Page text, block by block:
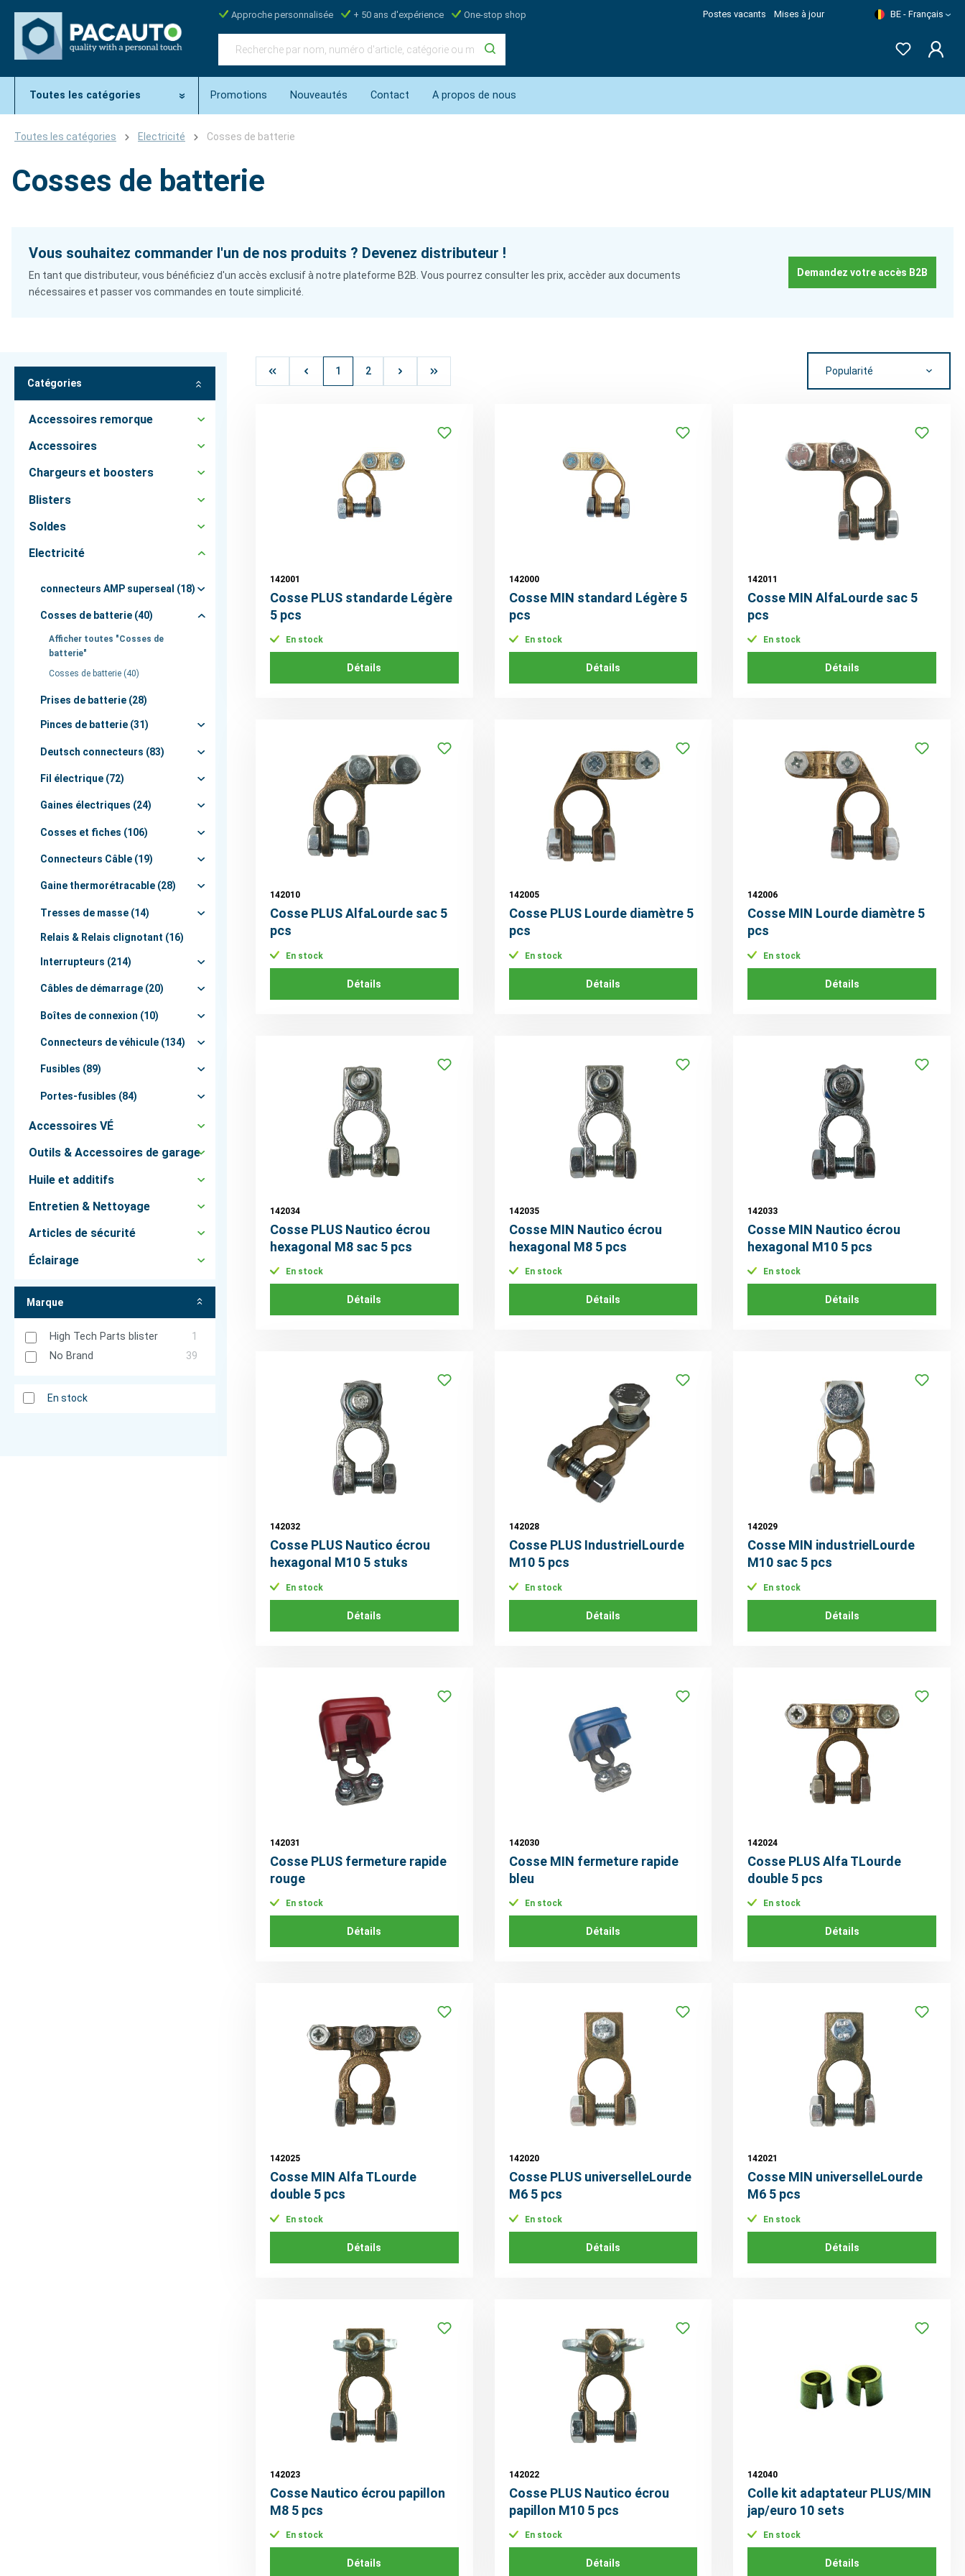
Approche personnalisée + 50 ans d'expérience One-stop shop Postes vacants Mises à jour BE - Français
Toutes les catégories Promotions Nouveautés Contact A propos de nous
Toutes les catégories Electricité Cosses de batterie
Cosses de batterie
Vous souhaitez commander l'un de nos produits ? Devenez distributeur !
En tant que distributeur, vous bénéficiez d'un accès exclusif à notre plateforme B2B. Vous pourrez consulter les prix, accèder aux documents
nécessaires et passer vos commandes en toute simplicité.
Demandez votre accès B2B
Catégories
Accessoires remorque
Accessoires
Chargeurs et boosters
Blisters
Soldes
Electricité
connecteurs AMP superseal (18)
Cosses de batterie (40)
Afficher toutes "Cosses de
batterie"
Cosses de batterie (40)
Prises de batterie (28)
Pinces de batterie (31)
Deutsch connecteurs (83)
Fil électrique (72)
Gaines électriques (24)
Cosses et fiches (106)
Connecteurs Câble (19)
Gaine thermorétracable (28)
Tresses de masse (14)
Relais & Relais clignotant (16)
Interrupteurs (214)
Câbles de démarrage (20)
Boîtes de connexion (10)
Connecteurs de véhicule (134)
Fusibles (89)
Portes-fusibles (84)
Accessoires VÉ
Outils & Accessoires de garage
Huile et additifs
Entretien & Nettoyage
Articles de sécurité
Éclairage
Marque
High Tech Parts blister
1
No Brand
39
En stock
1 2
142001
Cosse PLUS standarde Légère
5 pcs
En stock
Détails
142000
Cosse MIN standard Légère 5
pcs
En stock
Détails
142011
Cosse MIN AlfaLourde sac 5
pcs
En stock
Détails
142010
Cosse PLUS AlfaLourde sac 5
pcs
En stock
Détails
142005
Cosse PLUS Lourde diamètre 5
pcs
En stock
Détails
142006
Cosse MIN Lourde diamètre 5
pcs
En stock
Détails
142034
Cosse PLUS Nautico écrou
hexagonal M8 sac 5 pcs
En stock
Détails
142035
Cosse MIN Nautico écrou
hexagonal M8 5 pcs
En stock
Détails
142033
Cosse MIN Nautico écrou
hexagonal M10 5 pcs
En stock
Détails
142032
Cosse PLUS Nautico écrou
hexagonal M10 5 stuks
En stock
Détails
142028
Cosse PLUS IndustrielLourde
M10 5 pcs
En stock
Détails
142029
Cosse MIN industrielLourde
M10 sac 5 pcs
En stock
Détails
142031
Cosse PLUS fermeture rapide
rouge
En stock
Détails
142030
Cosse MIN fermeture rapide
bleu
En stock
Détails
142024
Cosse PLUS Alfa TLourde
double 5 pcs
En stock
Détails
142025
Cosse MIN Alfa TLourde
double 5 pcs
En stock
Détails
142020
Cosse PLUS universelleLourde
M6 5 pcs
En stock
Détails
142021
Cosse MIN universelleLourde
M6 5 pcs
En stock
Détails
142023
Cosse Nautico écrou papillon
M8 5 pcs
En stock
Détails
142022
Cosse PLUS Nautico écrou
papillon M10 5 pcs
En stock
Détails
142040
Colle kit adaptateur PLUS/MIN
jap/euro 10 sets
En stock
Détails